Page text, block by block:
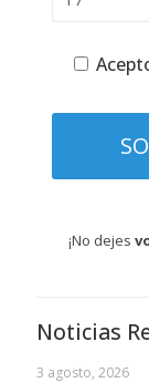
¡No dejes
Noticias
3 agosto, 2026